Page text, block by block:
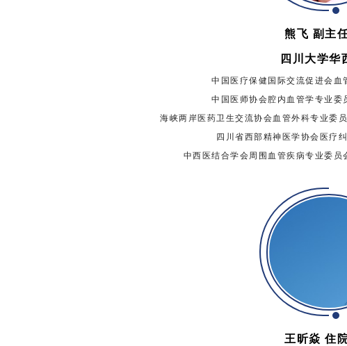
熊飞 副主
四川大学华
中国医疗保健国际交流促进会血
中国医师协会腔内血管学专业委
海峡两岸医药卫生交流协会血管外科专业委
四川省西部精神医学协会医疗
中西医结合学会周围血管疾病专业委员
王昕焱 住